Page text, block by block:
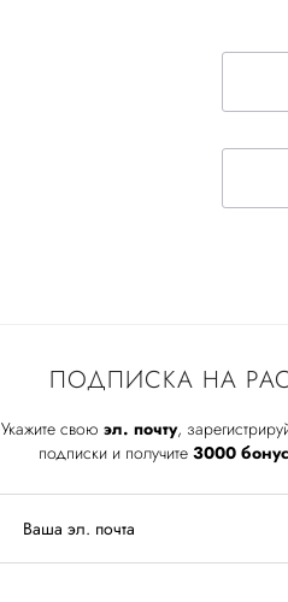
ПОДПИСКА НА
Укажите свою эл. почту,
подписки и получите 3000